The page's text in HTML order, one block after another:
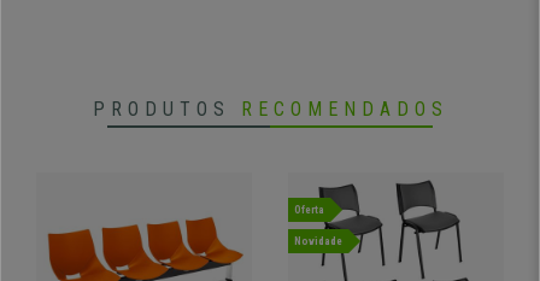
PRODUTOS RECOMENDADOS
Oferta
Novidade